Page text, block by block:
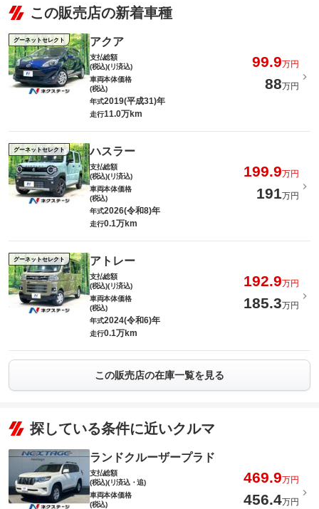
この販売店の新着車種
グーネットセレクト アクア
支払総額
(税込)(リ済込)
99.9万円
車両本体価格
(税込)
88万円
年式2019(平成31)年
走行11.0万km
グーネットセレクト ハスラー
支払総額
(税込)(リ済込)
199.9万円
車両本体価格
(税込)
191万円
年式2026(令和8)年
走行0.1万km
グーネットセレクト アトレー
支払総額
(税込)(リ済込)
192.9万円
車両本体価格
(税込)
185.3万円
年式2024(令和6)年
走行0.1万km
この販売店の在庫一覧を見る
探している条件に近いクルマ
ランドクルーザープラド
支払総額
(税込)(リ済込・追)
469.9万円
車両本体価格
(税込)
456.4万円